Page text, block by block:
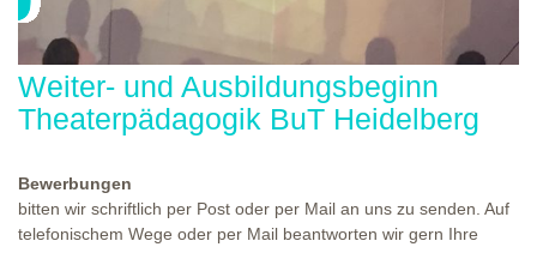
Weiter- und Ausbildungsbeginn
Theaterpädagogik BuT Heidelberg
Bewerbungen
bitten wir schriftlich per Post oder per Mail an uns zu senden. Auf
telefonischem Wege oder per Mail beantworten wir gern Ihre